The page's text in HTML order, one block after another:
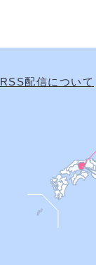
RSS配信について